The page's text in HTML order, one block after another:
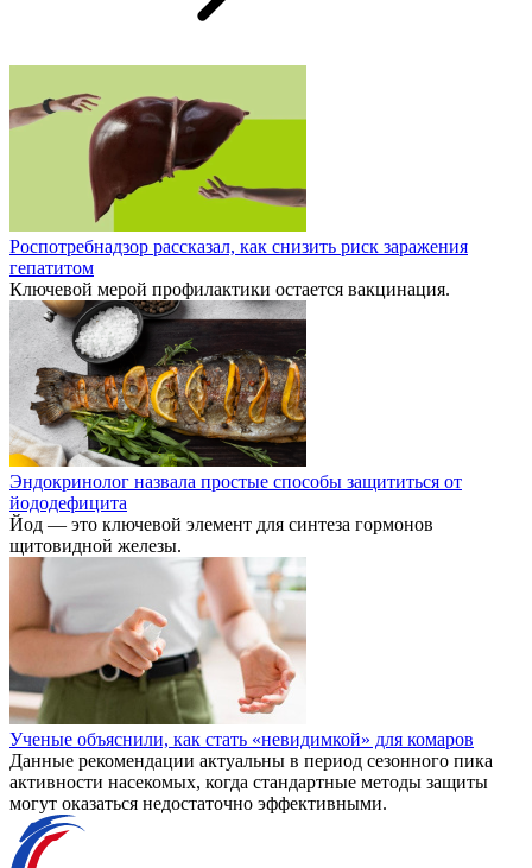
Роспотребнадзор рассказал, как снизить риск заражения
гепатитом
Ключевой мерой профилактики остается вакцинация.
Эндокринолог назвала простые способы защититься от
йододефицита
Йод — это ключевой элемент для синтеза гормонов
щитовидной железы.
Ученые объяснили, как стать «невидимкой» для комаров
Данные рекомендации актуальны в период сезонного пика
активности насекомых, когда стандартные методы защиты
могут оказаться недостаточно эффективными.